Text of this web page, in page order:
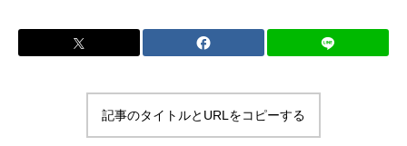
記事のタイトルとURLをコピーする